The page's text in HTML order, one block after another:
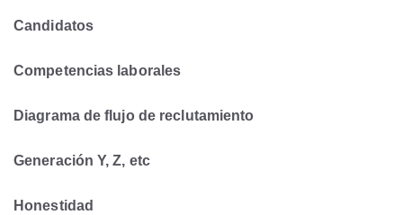
Candidatos
Competencias laborales
Diagrama de flujo de reclutamiento
Generación Y, Z, etc
Honestidad